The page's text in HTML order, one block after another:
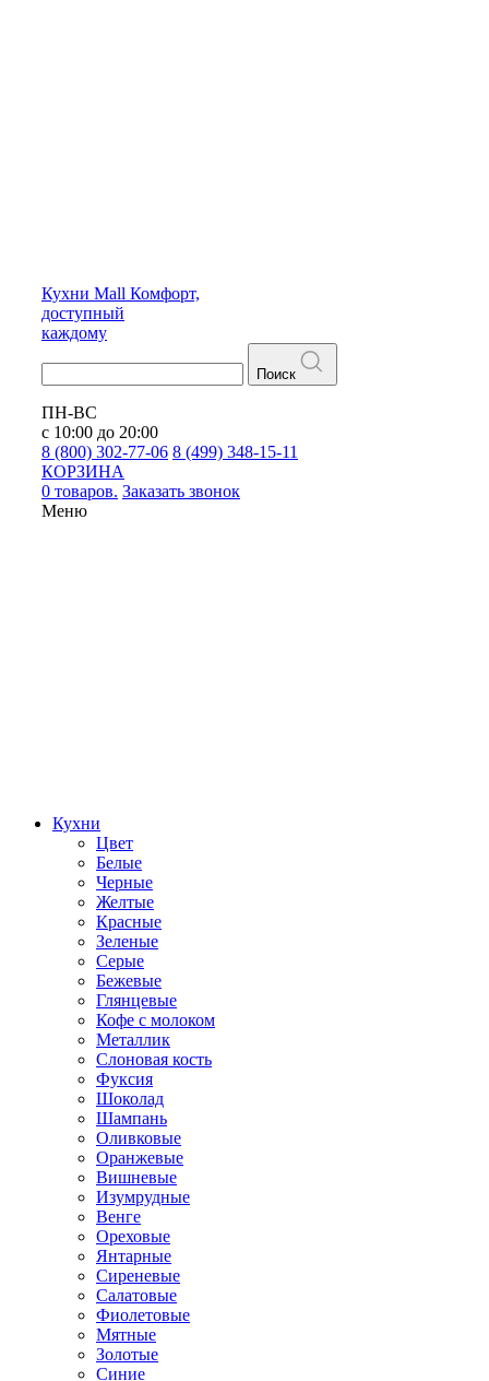
Кухни Mall Комфорт,
доступный
каждому
Поиск
ПН-ВС
с 10:00 до 20:00
8 (800) 302-77-06 8 (499) 348-15-11
КОРЗИНА
0 товаров. Заказать звонок
Меню
Кухни
Цвет
Белые
Черные
Желтые
Красные
Зеленые
Серые
Бежевые
Глянцевые
Кофе с молоком
Металлик
Слоновая кость
Фуксия
Шоколад
Шампань
Оливковые
Оранжевые
Вишневые
Изумрудные
Венге
Ореховые
Янтарные
Сиреневые
Салатовые
Фиолетовые
Мятные
Золотые
Синие